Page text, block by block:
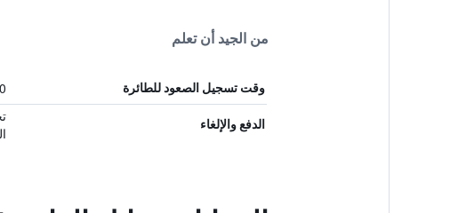
من الجيد أن تعلم
وقت تسجيل الصعود للطائرة
الدفع والإلغاء